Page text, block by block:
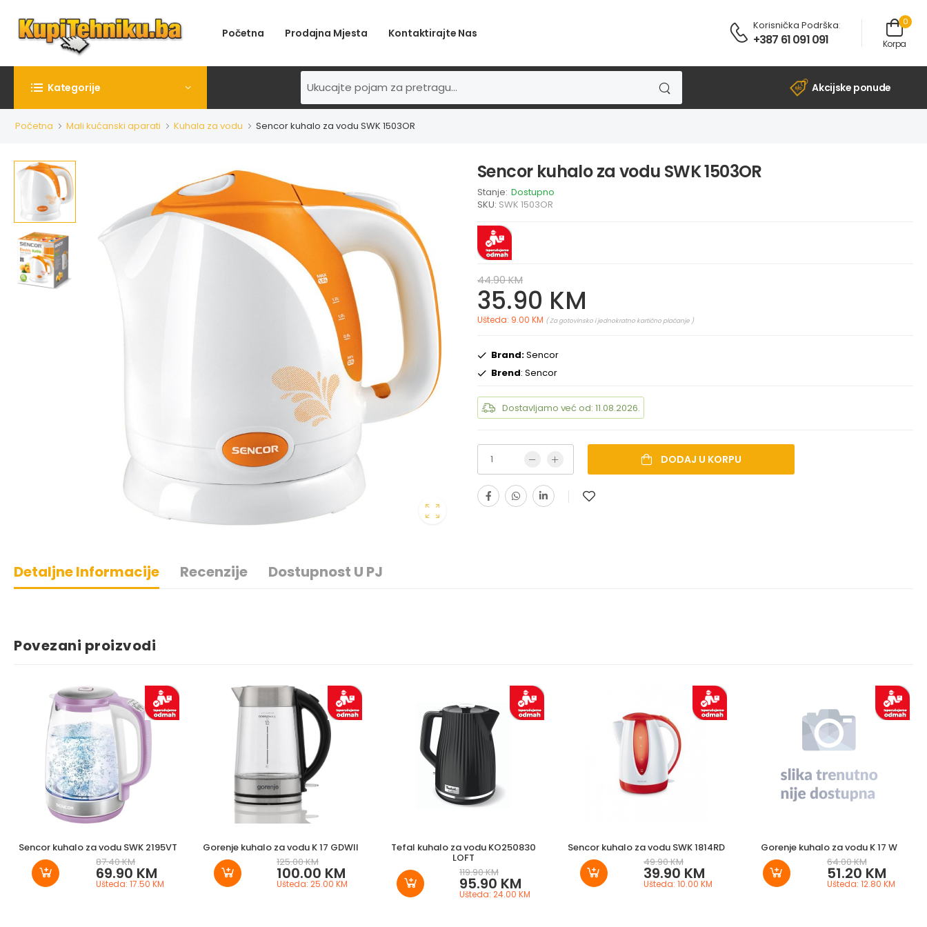
Početna Prodajna Mjesta Kontaktirajte Nas
Korisnička Podrška:
+387 61 091 091
0
Korpa
Kategorije Akcijske ponude
Početna Mali kućanski aparati Kuhala za vodu Sencor kuhalo za vodu SWK 1503OR
Sencor kuhalo za vodu SWK 1503OR
Stanje: Dostupno
SKU: SWK 1503OR
44.90 KM
35.90 KM
Ušteda: 9.00 KM ( Za gotovinsko i jednokratno kartično plaćanje )
Brand:Sencor
Brend: Sencor
Dostavljamo već od: 11.08.2026.
DODAJ U KORPU
Detaljne Informacije Recenzije Dostupnost U PJ
Povezani proizvodi
Sencor kuhalo za vodu SWK 2195VT
87.40 KM
69.90 KM
Ušteda: 17.50 KM
Gorenje kuhalo za vodu K 17 GDWII
125.00 KM
100.00 KM
Ušteda: 25.00 KM
Tefal kuhalo za vodu KO250830
LOFT
119.90 KM
95.90 KM
Ušteda: 24.00 KM
Sencor kuhalo za vodu SWK 1814RD
49.90 KM
39.90 KM
Ušteda: 10.00 KM
Gorenje kuhalo za vodu K 17 W
64.00 KM
51.20 KM
Ušteda: 12.80 KM